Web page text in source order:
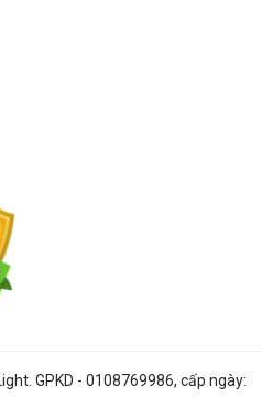
. GPKD - 0108769986, cấp ngày: